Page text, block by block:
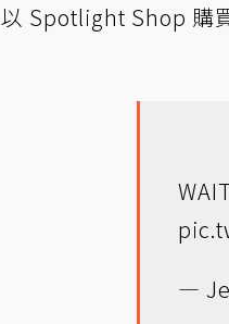
以 Spotlight Shop 購
—